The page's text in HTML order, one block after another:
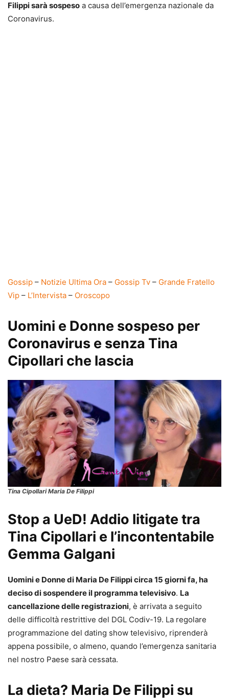
Filippi sarà sospeso a causa dell’emergenza nazionale da
Coronavirus.
Gossip – Notizie Ultima Ora – Gossip Tv – Grande Fratello
Vip – L’Intervista – Oroscopo
Uomini e Donne sospeso per
Coronavirus e senza Tina
Cipollari che lascia
Tina Cipollari Maria De Filippi
Stop a UeD! Addio litigate tra
Tina Cipollari e l’incontentabile
Gemma Galgani
Uomini e Donne di Maria De Filippi circa 15 giorni fa, ha
deciso di sospendere il programma televisivo. La
cancellazione delle registrazioni, è arrivata a seguito
delle difficoltà restrittive del DGL Codiv-19. La regolare
programmazione del dating show televisivo, riprenderà
appena possibile, o almeno, quando l’emergenza sanitaria
nel nostro Paese sarà cessata.
La dieta? Maria De Filippi su